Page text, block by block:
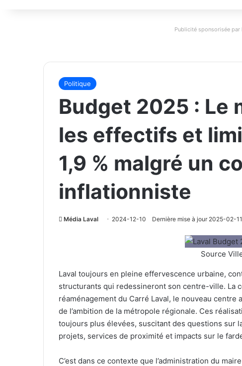
Publicité sponsorisée par
Politique
Budget 2025 : Le
les effectifs et
1,9 % malgré un
inflationniste
Média Laval 2024-12-10 Dernière mise à jour 2025-02-11
Source
Laval toujours en pleine effervescence urbaine,
structurants qui redessineront son centre-ville. La
réaménagement du Carré Laval, le nouveau
de l’ambition de la métropole régionale. Ces
toujours plus élevées, suscitant des questions sur
projets, services de proximité et impacts sur le
C’est dans ce contexte que l’administration du